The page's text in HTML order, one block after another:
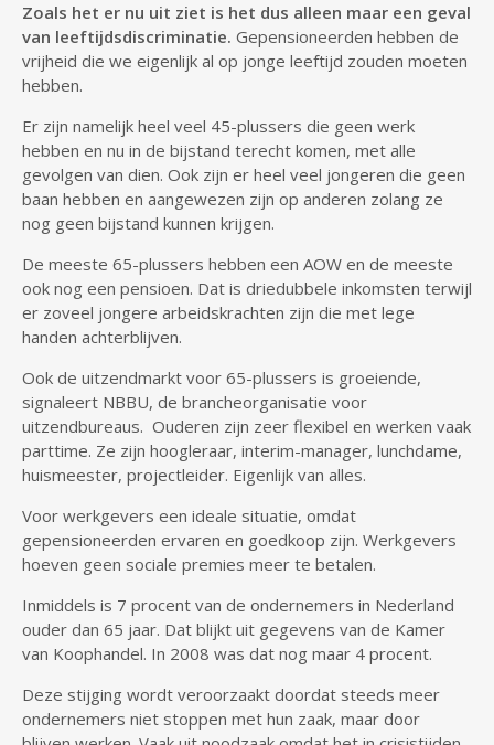
Zoals het er nu uit ziet is het dus alleen maar een geval
van leeftijdsdiscriminatie. Gepensioneerden hebben de
vrijheid die we eigenlijk al op jonge leeftijd zouden moeten
hebben.
Er zijn namelijk heel veel 45-plussers die geen werk
hebben en nu in de bijstand terecht komen, met alle
gevolgen van dien. Ook zijn er heel veel jongeren die geen
baan hebben en aangewezen zijn op anderen zolang ze
nog geen bijstand kunnen krijgen.
De meeste 65-plussers hebben een AOW en de meeste
ook nog een pensioen. Dat is driedubbele inkomsten terwijl
er zoveel jongere arbeidskrachten zijn die met lege
handen achterblijven.
Ook de uitzendmarkt voor 65-plussers is groeiende,
signaleert NBBU, de brancheorganisatie voor
uitzendbureaus. Ouderen zijn zeer flexibel en werken vaak
parttime. Ze zijn hoogleraar, interim-manager, lunchdame,
huismeester, projectleider. Eigenlijk van alles.
Voor werkgevers een ideale situatie, omdat
gepensioneerden ervaren en goedkoop zijn. Werkgevers
hoeven geen sociale premies meer te betalen.
Inmiddels is 7 procent van de ondernemers in Nederland
ouder dan 65 jaar. Dat blijkt uit gegevens van de Kamer
van Koophandel. In 2008 was dat nog maar 4 procent.
Deze stijging wordt veroorzaakt doordat steeds meer
ondernemers niet stoppen met hun zaak, maar door